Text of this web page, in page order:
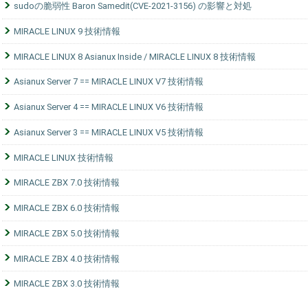
sudoの脆弱性 Baron Samedit(CVE-2021-3156) の影響と対処
MIRACLE LINUX 9 技術情報
MIRACLE LINUX 8 Asianux Inside / MIRACLE LINUX 8 技術情報
Asianux Server 7 == MIRACLE LINUX V7 技術情報
Asianux Server 4 == MIRACLE LINUX V6 技術情報
Asianux Server 3 == MIRACLE LINUX V5 技術情報
MIRACLE LINUX 技術情報
MIRACLE ZBX 7.0 技術情報
MIRACLE ZBX 6.0 技術情報
MIRACLE ZBX 5.0 技術情報
MIRACLE ZBX 4.0 技術情報
MIRACLE ZBX 3.0 技術情報